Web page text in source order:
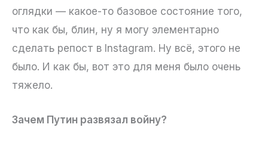
оглядки — какое-то базовое состояние того,
что как бы, блин, ну я могу элементарно
сделать репост в Instagram. Ну всё, этого не
было. И как бы, вот это для меня было очень
тяжело.
Зачем Путин развязал войну?